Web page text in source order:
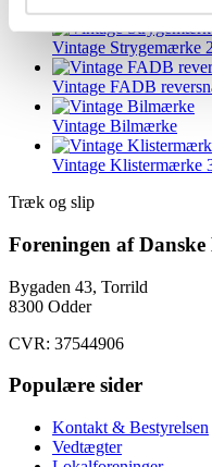
Vintage Strygemærke 2
Vintage FADB
Vintage Bilmærke
Vintage Klistermærke
Træk og slip
Foreningen af
Bygaden 43, Torrild
8300 Odder
CVR: 37544906
Populære sider
Kontakt & Bestyrelsen
Vedtægter